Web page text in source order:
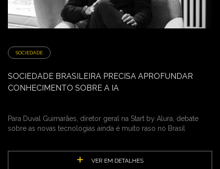
SOCIEDADE
SOCIEDADE BRASILEIRA PRECISA APROFUNDAR
CONHECIMENTO SOBRE A IA
Para Duval Guimarães, diretor geral na Start by Alura, debate
sobre as novas tecnologias ainda é muito raso no Brasil
VER EM DETALHES